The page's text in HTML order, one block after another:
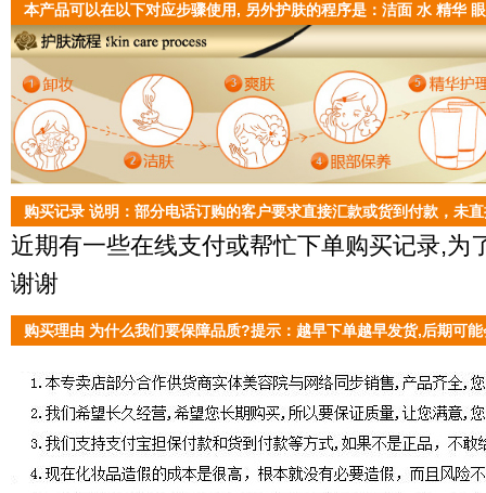
本产品可以在以下对应步骤使用, 另外护肤的程序是：洁面 水 精华
购买记录 说明：部分电话订购的客户要求直接汇款或货到付款，未
近期有一些在线支付或帮忙下单购买记录,为
谢谢
购买理由 为什么我们要保障品质?提示：越早下单越早发货,后期可